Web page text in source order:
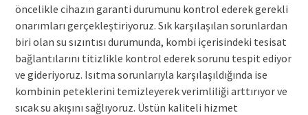
öncelikle cihazın garanti durumunu kontrol ederek gerekli
onarımları gerçekleştiriyoruz. Sık karşılaşılan sorunlardan
biri olan su sızıntısı durumunda, kombi içerisindeki tesisat
bağlantılarını titizlikle kontrol ederek sorunu tespit ediyor
ve gideriyoruz. Isıtma sorunlarıyla karşılaşıldığında ise
kombinin peteklerini temizleyerek verimliliği arttırıyor ve
sıcak su akışını sağlıyoruz. Üstün kaliteli hizmet